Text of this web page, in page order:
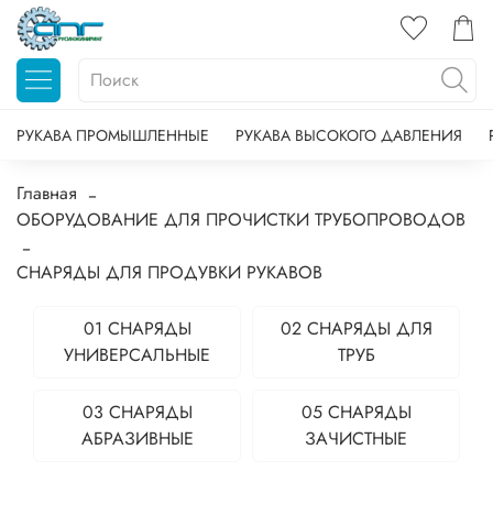
РУКАВА ПРОМЫШЛЕННЫЕ РУКАВА ВЫСОКОГО ДАВЛЕНИЯ
Главная
ОБОРУДОВАНИЕ ДЛЯ ПРОЧИСТКИ ТРУБОПРОВОДОВ
СНАРЯДЫ ДЛЯ ПРОДУВКИ РУКАВОВ
01 СНАРЯДЫ
УНИВЕРСАЛЬНЫЕ
02 СНАРЯДЫ ДЛЯ
ТРУБ
03 СНАРЯДЫ
АБРАЗИВНЫЕ
05 СНАРЯДЫ
ЗАЧИСТНЫЕ